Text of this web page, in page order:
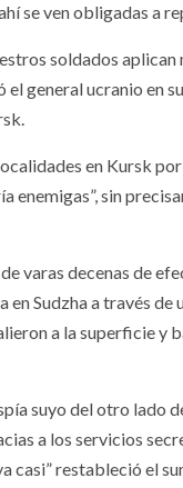
se ven obligadas a
soldados
general ucranio en
en Kursk
sin
varas decenas de
Sudzha a través de
a la superficie y
suyo del otro lado
a los servicios
casi” restableció el